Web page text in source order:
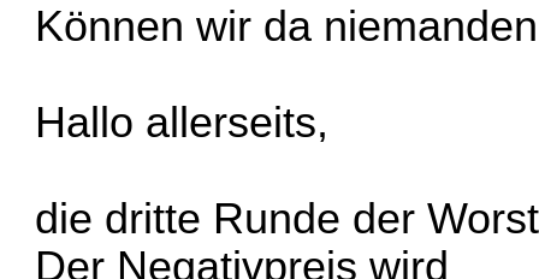
Können wir da
Hallo allerseits,
die dritte Runde der
Der Negativpreis wird